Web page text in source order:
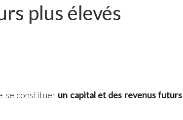
plus élevés
se constituer un capital et des revenus